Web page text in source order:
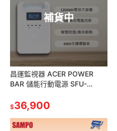
補貨中
昌運監視器 ACER POWER
BAR 儲能行動電源 SFU-
$36,900